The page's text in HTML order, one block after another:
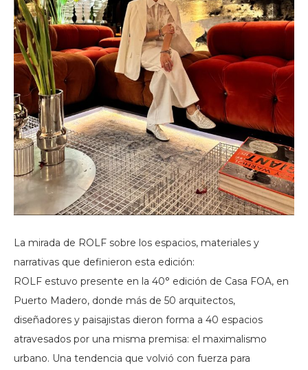
La mirada de ROLF sobre los espacios, materiales y
narrativas que definieron esta edición:
ROLF estuvo presente en la 40° edición de Casa FOA, en
Puerto Madero, donde más de 50 arquitectos,
diseñadores y paisajistas dieron forma a 40 espacios
atravesados por una misma premisa: el maximalismo
urbano. Una tendencia que volvió con fuerza para